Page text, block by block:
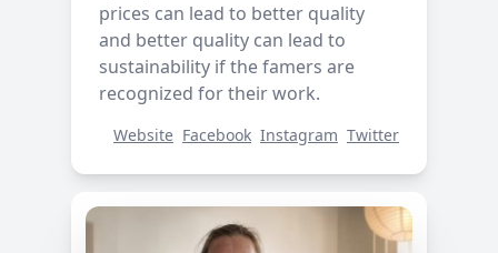
prices can lead to better quality
and better quality can lead to
sustainability if the famers are
recognized for their work.
Website Facebook Instagram Twitter